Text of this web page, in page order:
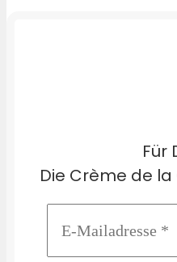
Für
Die Crème de